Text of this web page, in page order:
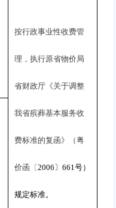
按行政事业性收费管
理，执行原省物价局
省财政厅《关于调整
我省殡葬基本服务收
费标准的复函》（粤
价函〔2006 〕 661 号）
规定标准。